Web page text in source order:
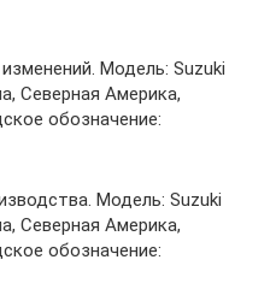
Модель: Suzuki
Северная Америка,
обозначение:
Модель: Suzuki
Северная Америка,
обозначение: